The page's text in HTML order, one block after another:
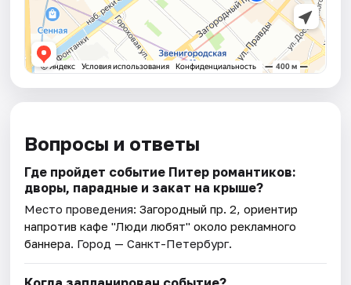
Вопросы и ответы
Где пройдет событие Питер романтиков:
дворы, парадные и закат на крыше?
Место проведения:Загородный пр. 2, ориентир
напротив кафе "Люди любят" около рекламного
баннера. Город — Санкт-Петербург.